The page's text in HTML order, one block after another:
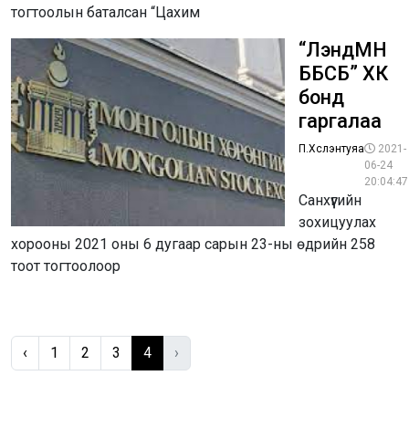
тогтоолын баталсан “Цахим
“ЛэндМН
ББСБ” ХК
бонд
гаргалаа
П.Хүслэнтуяа
2021-
06-24
20:04:47
Санхүүгийн
зохицуулах
хорооны 2021 оны 6 дугаар сарын 23-ны өдрийн 258
тоот тогтоолоор
‹ 1 2 3 4 ›